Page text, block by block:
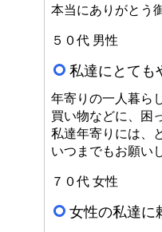
本当にありがとう
５０代 男性
私達にとても
年寄りの一人暮ら
買い物などに、困
私達年寄りには、
いつまでもお願い
７０代 女性
女性の私達に